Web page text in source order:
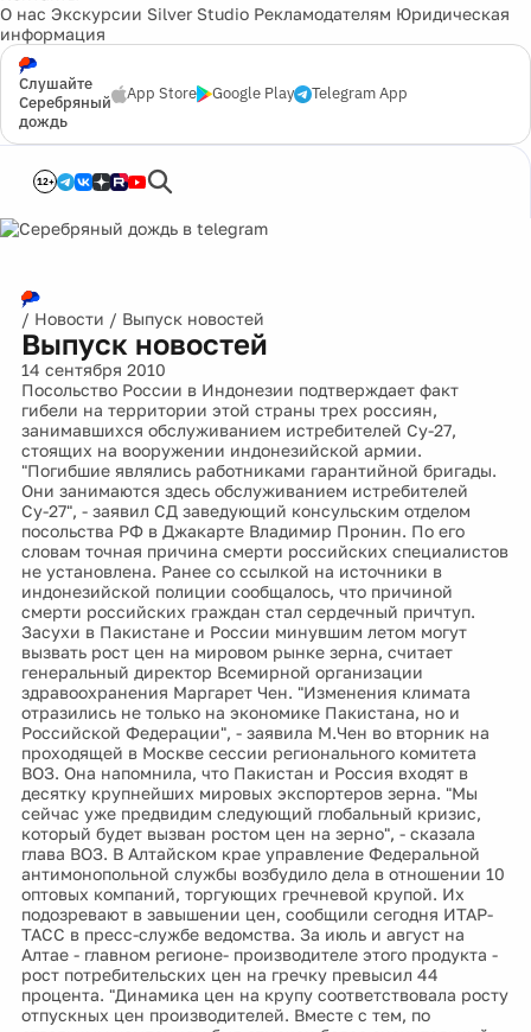
О нас Экскурсии Silver Studio Рекламодателям Юридическая
информация
Слушайте
Серебряный
дождь
App Store Google Play Telegram App
12+
/ Новости / Выпуск новостей
Выпуск новостей
14 сентября 2010
Посольство России в Индонезии подтверждает факт
гибели на территории этой страны трех россиян,
занимавшихся обслуживанием истребителей Су-27,
стоящих на вооружении индонезийской армии.
"Погибшие являлись работниками гарантийной бригады.
Они занимаются здесь обслуживанием истребителей
Су-27", - заявил СД заведующий консульским отделом
посольства РФ в Джакарте Владимир Пронин. По его
словам точная причина смерти российских специалистов
не установлена. Ранее со ссылкой на источники в
индонезийской полиции сообщалось, что причиной
смерти российских граждан стал сердечный причтуп.
Засухи в Пакистане и России минувшим летом могут
вызвать рост цен на мировом рынке зерна, считает
генеральный директор Всемирной организации
здравоохранения Маргарет Чен. "Изменения климата
отразились не только на экономике Пакистана, но и
Российской Федерации", - заявила М.Чен во вторник на
проходящей в Москве сессии регионального комитета
ВОЗ. Она напомнила, что Пакистан и Россия входят в
десятку крупнейших мировых экспортеров зерна. "Мы
сейчас уже предвидим следующий глобальный кризис,
который будет вызван ростом цен на зерно", - сказала
глава ВОЗ. В Алтайском крае управление Федеральной
антимонопольной службы возбудило дела в отношении 10
оптовых компаний, торгующих гречневой крупой. Их
подозревают в завышении цен, сообщили сегодня ИТАР-
ТАСС в пресс-службе ведомства. За июль и август на
Алтае - главном регионе- производителе этого продукта -
рост потребительских цен на гречку превысил 44
процента. "Динамика цен на крупу соответствовала росту
отпускных цен производителей. Вместе с тем, по